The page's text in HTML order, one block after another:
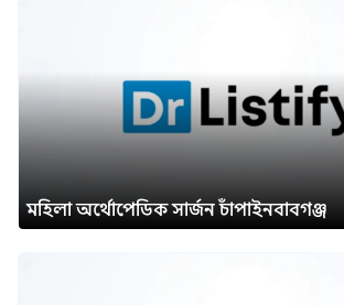
মহিলা অর্থোপেডিক সার্জন চাঁপাইনবাবগঞ্জ